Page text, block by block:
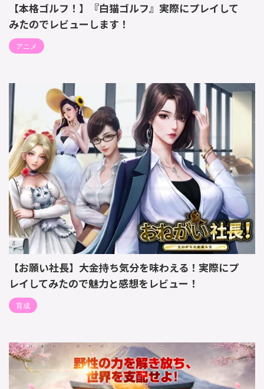
【本格ゴルフ！】『白猫ゴルフ』実際にプレイして
みたのでレビューします！
アニメ
【お願い社長】大金持ち気分を味わえる！実際にプ
レイしてみたので魅力と感想をレビュー！
育成